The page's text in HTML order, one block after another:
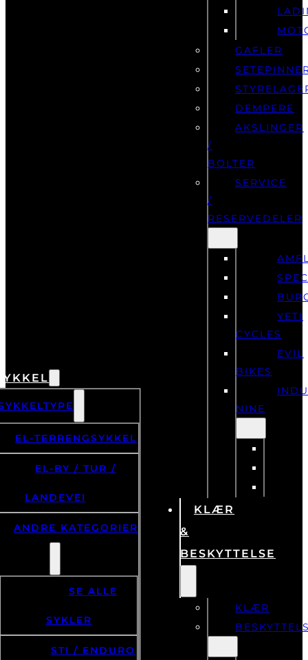
EL-TERRENGSYKKEL
EL-BY / TUR /
LANDEVEI
ANDRE KATEGORIER
SE ALLE
SYKLER
STI / ENDURO
GAFLER
DEMPERE
AKSLINGER
/
BOLTER
SERVICE
/
RESERVEDELER
YETI
CYCLES
EVIL
BIKES
NINE
KLÆR
&
BESKYTTELSE
KLÆR